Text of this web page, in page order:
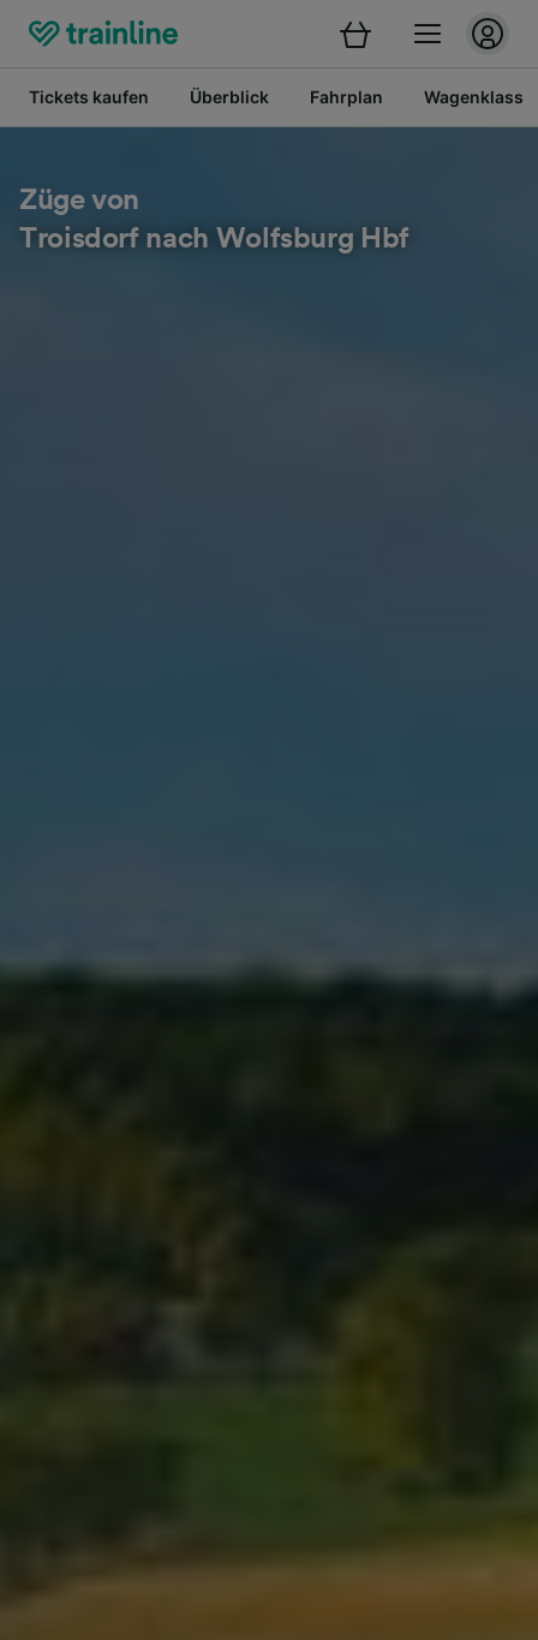
Tickets kaufen Überblick Fahrplan
Züge von
Troisdorf nach Wolfsburg Hbf